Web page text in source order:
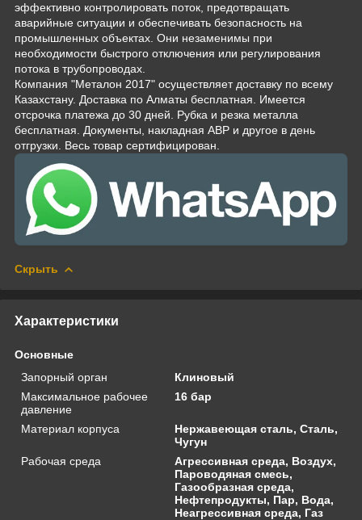
эффективно контролировать поток, предотвращать
аварийные ситуации и обеспечивать безопасность на
промышленных объектах. Они незаменимы при
необходимости быстрого отключения или регулирования
потока в трубопроводах.
Компания "Металон 2017" осуществляет доставку по всему
Казахстану. Доставка по Алматы бесплатная. Имеется
отсрочка платежа до 30 дней. Рубка и резка металла
бесплатная. Документы, накладная АВР и другое в день
отгрузки. Весь товар сертифицирован.
Скрыть
Характеристики
Основные
Запорный орган
Клиновый
Максимальное рабочее
давление
16 бар
Материал корпуса
Нержавеющая сталь, Сталь,
Чугун
Рабочая среда
Агрессивная среда, Воздух,
Пароводяная смесь,
Газообразная среда,
Нефтепродукты, Пар, Вода,
Неагрессивная среда, Газ